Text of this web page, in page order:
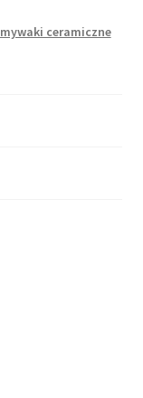
ceramiczne